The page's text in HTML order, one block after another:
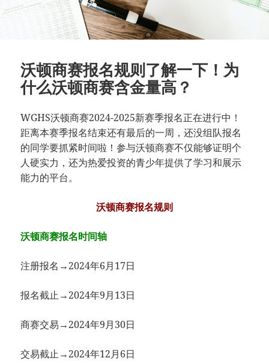
沃顿商赛报名规则了解一下！为
什么沃顿商赛含金量高？
WGHS沃顿商赛2024-2025新赛季报名正在进行中！
距离本赛季报名结束还有最后的一周，还没组队报名
的同学要抓紧时间啦！参与沃顿商赛不仅能够证明个
人硬实力，还为热爱投资的青少年提供了学习和展示
能力的平台。
沃顿商赛报名规则
沃顿商赛报名时间轴
注册报名→2024年6月17日
报名截止→2024年9月13日
商赛交易→2024年9月30日
交易截止→2024年12月6日